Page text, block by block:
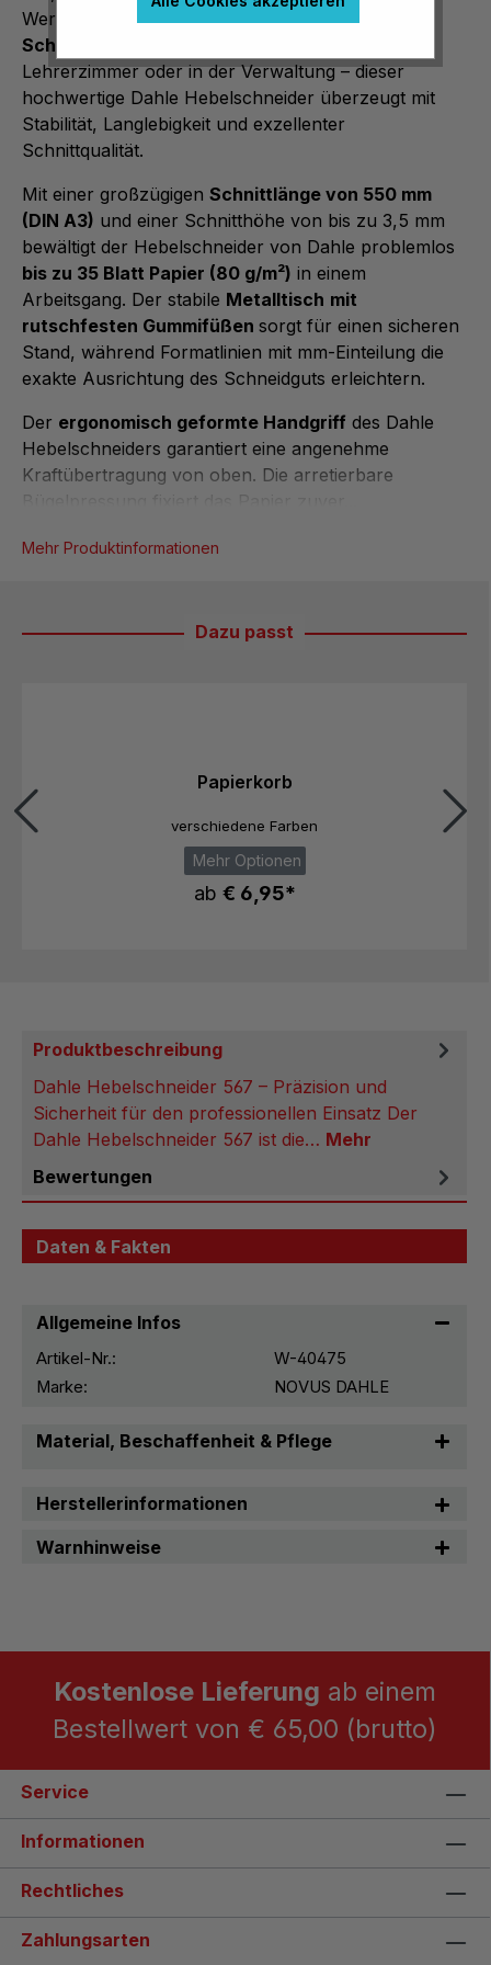
Wert auf
präzises, komfortables und sicheres
Schneiden
Lehrerzimmer oder in der Verwaltung – dieser
hochwertige Dahle Hebelschneider überzeugt mit
Stabilität, Langlebigkeit und exzellenter
Schnittqualität.
Mit einer großzügigen Schnittlänge von 550 mm
(DIN A3) und einer Schnitthöhe von bis zu 3,5 mm
bewältigt der Hebelschneider von Dahle problemlos
bis zu 35 Blatt Papier (80 g/m²) in einem
Arbeitsgang. Der stabile Metalltisch mit
rutschfesten Gummifüßen sorgt für einen sicheren
Stand, während Formatlinien mit mm-Einteilung die
exakte Ausrichtung des Schneidguts erleichtern.
Der ergonomisch geformte Handgriff des Dahle
Hebelschneiders garantiert eine angenehme
Kraftübertragung von oben. Die arretierbare
Mehr Produktinformationen
Dazu passt
Papierkorb
verschiedene Farben
Mehr Optionen
ab € 6,95*
Produktbeschreibung
Dahle Hebelschneider 567 – Präzision und
Sicherheit für den professionellen Einsatz Der
Dahle Hebelschneider 567 ist die… Mehr
Bewertungen
Daten & Fakten
Allgemeine Infos
Artikel-Nr.:
W-40475
Marke:
NOVUS DAHLE
Material, Beschaffenheit & Pflege
Herstellerinformationen
Warnhinweise
Kostenlose Lieferung ab einem
Bestellwert von € 65,00 (brutto)
Service
Informationen
Rechtliches
Zahlungsarten